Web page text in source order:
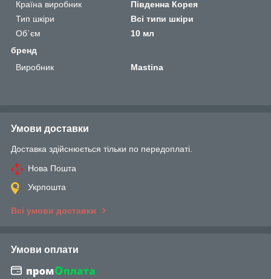
Країна виробник
Південна Корея
Тип шкіри
Всі типи шкіри
Об`єм
10 мл
бренд
Виробник
Mastina
Умови доставки
Доставка здійснюється тільки по передоплаті.
Нова Пошта
Укрпошта
Всі умови доставки
Умови оплати